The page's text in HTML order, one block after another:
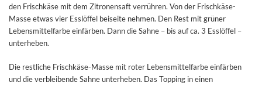
den Frischkäse mit dem Zitronensaft verrühren. Von der Frischkäse-
Masse etwas vier Esslöffel beiseite nehmen. Den Rest mit grüner
Lebensmittelfarbe einfärben. Dann die Sahne – bis auf ca. 3 Esslöffel –
unterheben.
Die restliche Frischkäse-Masse mit roter Lebensmittelfarbe einfärben
und die verbleibende Sahne unterheben. Das Topping in einen